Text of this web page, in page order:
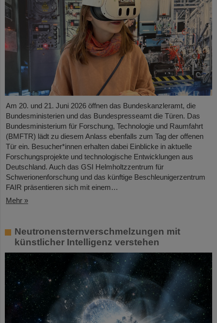
Am 20. und 21. Juni 2026 öffnen das Bundeskanzleramt, die
Bundesministerien und das Bundespresseamt die Türen. Das
Bundesministerium für Forschung, Technologie und Raumfahrt
(BMFTR) lädt zu diesem Anlass ebenfalls zum Tag der offenen
Tür ein. Besucher*innen erhalten dabei Einblicke in aktuelle
Forschungsprojekte und technologische Entwicklungen aus
Deutschland. Auch das GSI Helmholtzzentrum für
Schwerionenforschung und das künftige Beschleunigerzentrum
FAIR präsentieren sich mit einem…
Mehr »
Neutronensternverschmelzungen mit
künstlicher Intelligenz verstehen